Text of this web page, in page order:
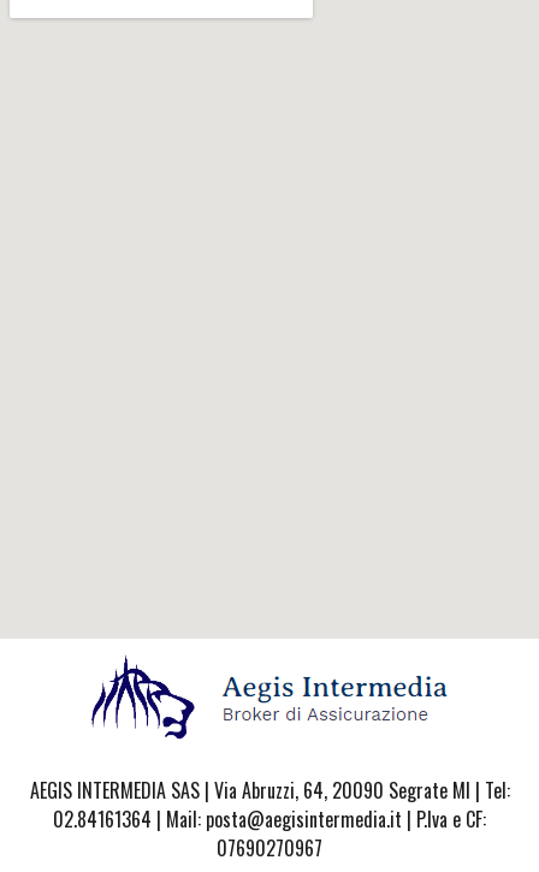
AEGIS INTERMEDIA SAS | Via Abruzzi, 64, 20090 Segrate MI | Tel:
02.84161364 | Mail: posta@aegisintermedia.it | P.Iva e CF:
07690270967